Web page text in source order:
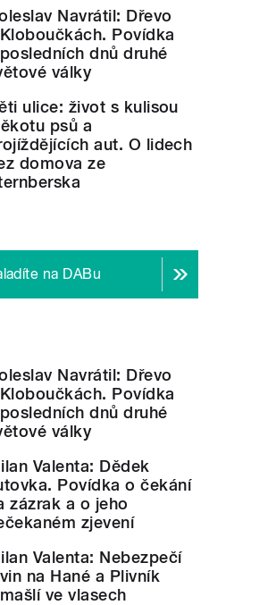
Navrátil: Dřevo
Povídka
dnů druhé
války
ulice: život s kulisou
psů a
aut. O lidech
domova ze
na DABu
Navrátil: Dřevo
Povídka
dnů druhé
války
Valenta: Dědek
Povídka o čekání
zázrak a o jeho
zjevení
Valenta: Nebezpečí
na Hané a Plivník
ve vlasech